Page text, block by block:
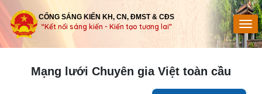
CỔNG SÁNG KIẾN KH, CN, ĐMST & CĐS
“Kết nối sáng kiến - Kiến tạo tương lai”
Mạng lưới Chuyên gia Việt toàn cầu